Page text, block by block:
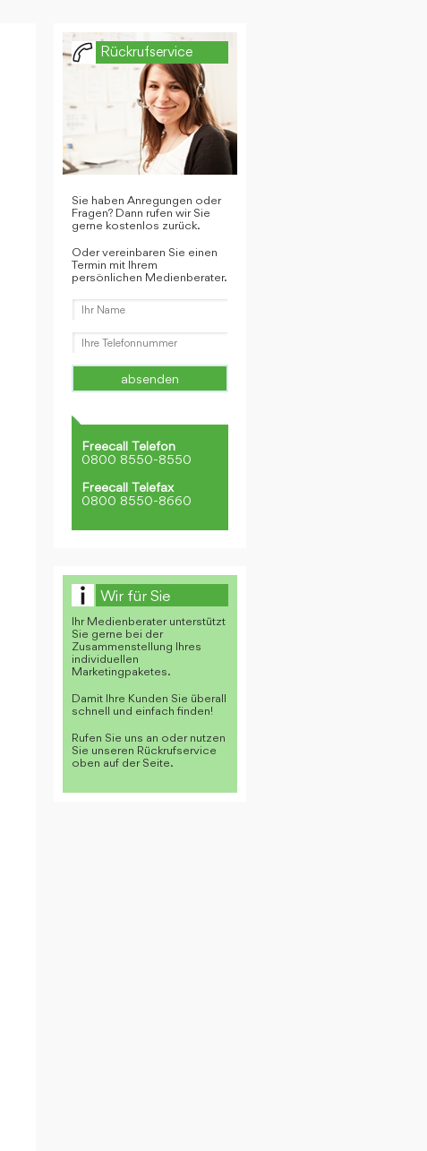
Rückrufservice
Sie haben Anregungen oder
Fragen? Dann rufen wir Sie
gerne kostenlos zurück.
Oder vereinbaren Sie einen
Termin mit Ihrem
persönlichen Medienberater.
Freecall Telefon
0800 8550-8550
Freecall Telefax
0800 8550-8660
Wir für Sie
Ihr Medienberater unterstützt
Sie gerne bei der
Zusammenstellung Ihres
individuellen
Marketingpaketes.
Damit Ihre Kunden Sie überall
schnell und einfach finden!
Rufen Sie uns an oder nutzen
Sie unseren Rückrufservice
oben auf der Seite.